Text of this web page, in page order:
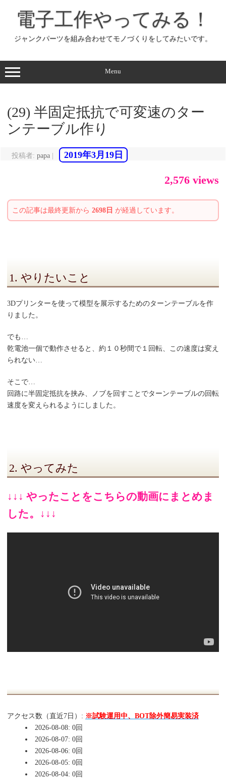
ッ
プ
電子工作やってみる！
ジャンクパーツを組み合わせてモノづくりをしてみたいです。
Menu
(29) 半固定抵抗で可変速のター
ンテーブル作り
投稿者: papa 2019年3月19日
2,576 views
この記事は最終更新から 2698日 が経過しています。
1. やりたいこと
3Dプリンターを使って模型を展示するためのターンテーブルを作
りました。
でも…
乾電池一個で動作させると、約１０秒間で１回転、この速度は変え
られない…
そこで…
回路に半固定抵抗を挟み、ノブを回すことでターンテーブルの回転
速度を変えられるようにしました。
2. やってみた
↓↓↓ やったことをこちらの動画にまとめま
した。↓↓↓
アクセス数（直近7日）: ※試験運用中、BOT除外簡易実装済
2026-08-08: 0回
2026-08-07: 0回
2026-08-06: 0回
2026-08-05: 0回
2026-08-04: 0回